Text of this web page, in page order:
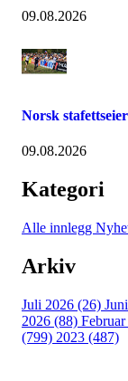
09.08.2026
Norsk
09.08.2026
Kategori
Alle innlegg
Arkiv
Juli 2026 (26)
2026 (88)
(799) 2023 (487)